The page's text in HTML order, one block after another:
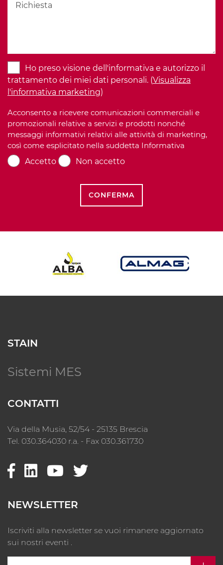
Ho preso visione dell'informativa e autorizzo il
trattamento dei miei dati personali. (Visualizza
l'informativa marketing)
Acconsento a ricevere comunicazioni commerciali e
promozionali relative a servizi e prodotti nonché
messaggi informativi relativi alle attività di marketing,
così come esplicitato nella suddetta Informativa
Accetto
Non accetto
CONFERMA
STAIN
Sistemi MES
CONTATTI
Via della Musia, 52/54 - 25135 Brescia
Tel. 030.364030 r.a. - Fax 030.361730
NEWSLETTER
Iscriviti alla newsletter se vuoi rimanere aggiornato
sui nostri eventi .